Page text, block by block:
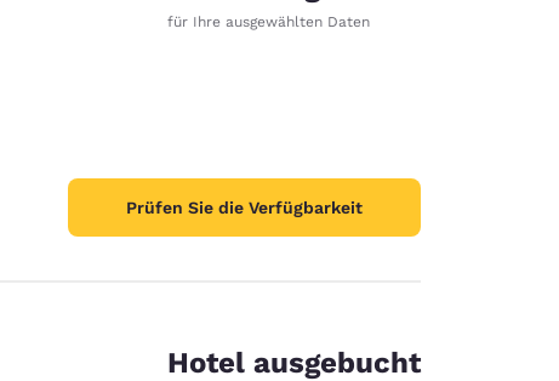
für Ihre ausgewählten Daten
Prüfen Sie die Verfügbarkeit
Hotel ausgebucht